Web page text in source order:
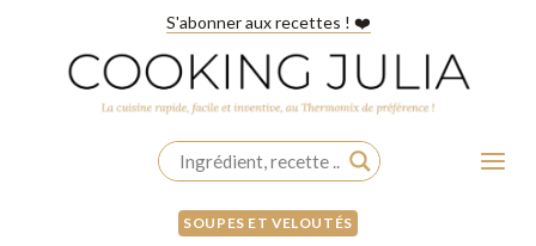
contenu
S'abonner aux recettes ! ❤️
SOUPES ET VELOUTÉS